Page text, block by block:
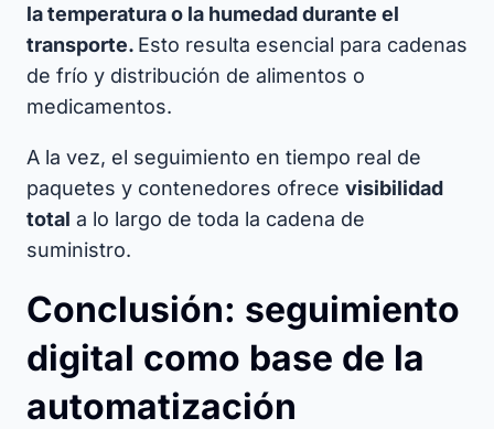
la temperatura o la humedad durante el
transporte. Esto resulta esencial para cadenas
de frío y distribución de alimentos o
medicamentos.
A la vez, el seguimiento en tiempo real de
paquetes y contenedores ofrece visibilidad
total a lo largo de toda la cadena de
suministro.
Conclusión: seguimiento
digital como base de la
automatización